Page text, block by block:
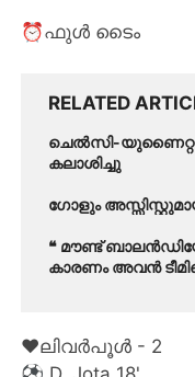
⏰ഫുൾ ടൈം
RELATED
ചെൽസി-യുണൈറ്റഡ്
കലാശിച്ചു
ഗോളും
❝ മൗണ്ട്
കാരണം അവൻ
❤️ലിവർപൂൾ - 2